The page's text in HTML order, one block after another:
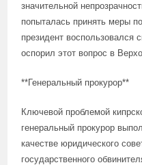
значительной
попыталась принять меры
президент воспользовался
оспорил этот вопрос в
**Генеральный прокурор**
Ключевой проблемой
генеральный прокурор
качестве юридического
государственного